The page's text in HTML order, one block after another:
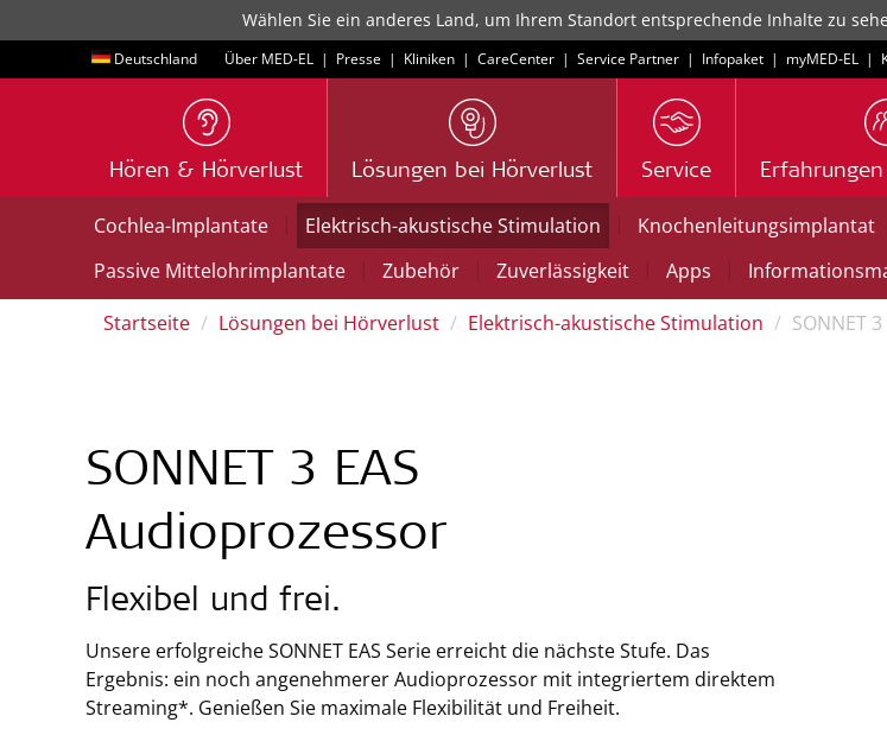
Wählen Sie ein anderes Land, um Ihrem Standort entsprechende Inhalte zu
Deutschland Über MED-EL | Presse | Kliniken | CareCenter | Service Partner | Infopaket | myMED‑EL |
Hören & Hörverlust Lösungen bei Hörverlust Service
Cochlea-Implantate | Elektrisch-akustische Stimulation | Knochenleitungsimplantat
Passive Mittelohrimplantate
| Zubehör | Zuverlässigkeit | Apps |
Startseite
Lösungen bei Hörverlust Elektrisch-akustische Stimulation SONNET 3
SONNET 3 EAS
Audioprozessor
Flexibel und frei.
Unsere erfolgreiche SONNET EAS Serie erreicht die nächste Stufe. Das
Ergebnis: ein noch angenehmerer Audioprozessor mit integriertem direktem
Streaming*. Genießen Sie maximale Flexibilität und Freiheit.